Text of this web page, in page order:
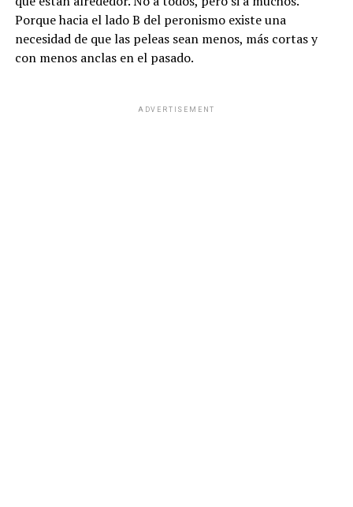
Porque hacia el lado B del peronismo existe una
necesidad de que las peleas sean menos, más cortas y
con menos anclas en el pasado.
ADVERTISEMENT